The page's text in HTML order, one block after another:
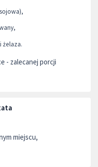
żelaza.
- zalecanej porcji
miejscu,